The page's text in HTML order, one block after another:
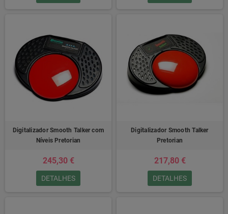
Digitalizador Smooth Talker com
Níveis Pretorian
245,30 €
DETALHES
Digitalizador Smooth Talker
Pretorian
217,80 €
DETALHES